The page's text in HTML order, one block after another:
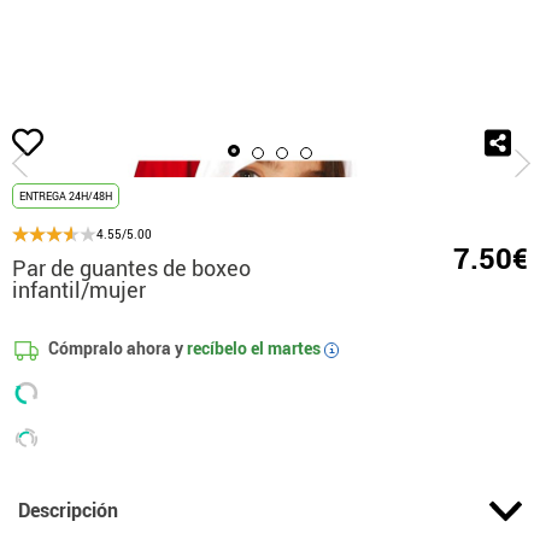
Inicio
ENTREGA 24H/48H
4.55/5.00
Par de guantes de boxeo
infantil/mujer
7.50€
Cómpralo ahora yrecíbelo el martes i
Descripción